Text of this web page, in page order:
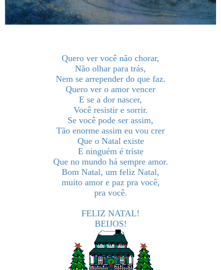
Quero ver você não chorar,
Não olhar para trás,
Nem se arrepender do que faz.
Quero ver o amor vencer
E se a dor nascer,
Você resistir e sorrir.
Se você pode ser assim,
Tão enorme assim eu vou crer
Que o Natal existe
E ninguém é triste
Que no mundo há sempre amor.
Bom Natal, um feliz Natal,
muito amor e paz pra você,
pra você.
FELIZ NATAL!
BEIJOS!